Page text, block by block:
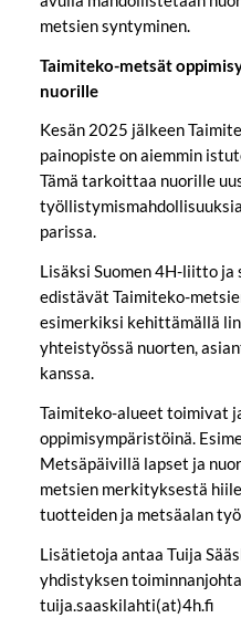
metsien syntyminen.
Taimiteko-metsät
nuorille
Kesän 2025 jälkeen
painopiste on aiemmin
Tämä tarkoittaa nuorille
parissa.
Lisäksi Suomen 4H-liitto
edistävät Taimiteko-
esimerkiksi kehittämällä
yhteistyössä nuorten,
kanssa.
Taimiteko-alueet toimivat
oppimisympäristöinä.
Metsäpäivillä lapset ja
metsien merkityksestä
tuotteiden ja metsäalan
Lisätietoja antaa Tuija
yhdistyksen
tuija.saaskilahti(at)4h.fi